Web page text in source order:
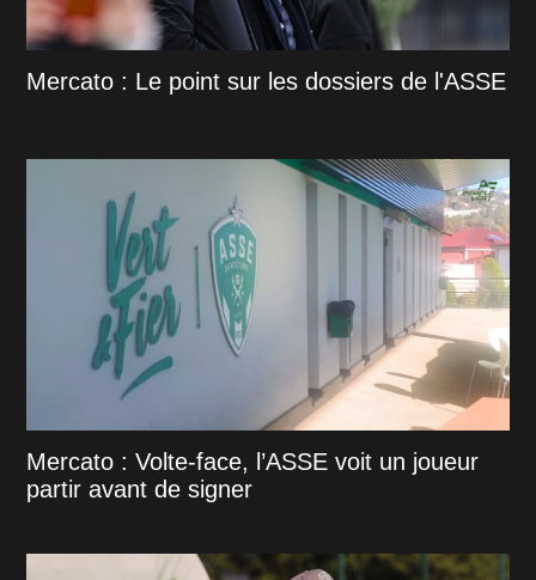
Mercato : Le point sur les dossiers de l'ASSE
Mercato : Volte-face, l’ASSE voit un joueur
partir avant de signer